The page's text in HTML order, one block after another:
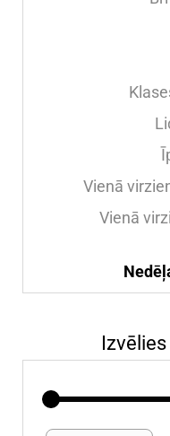
Vienā
Vienā